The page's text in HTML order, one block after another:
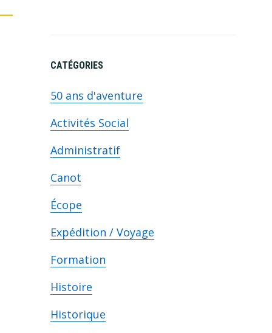
CATÉGORIES
50 ans d'aventure
Activités Social
Administratif
Canot
Écope
Expédition / Voyage
Formation
Histoire
Historique